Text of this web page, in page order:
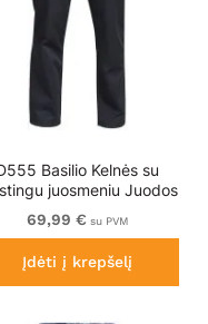
Basilio Kelnės su
juosmeniu Juodos
69,99 € su PVM
Įdėti į krepšelį